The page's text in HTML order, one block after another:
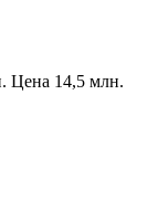
Цена 14,5 млн.